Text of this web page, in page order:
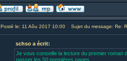
Posté le: 11 Aôu 2017 10:00 Sujet du message: Re:
schso a écrit:
Je vous conseille la lecture du premier roman
passer les 50 premières pages.